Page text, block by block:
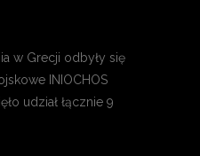
w Grecji odbyły się
INIOCHOS
udział łącznie 9